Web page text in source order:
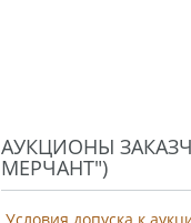
АУКЦИОНЫ
МЕРЧАНТ")